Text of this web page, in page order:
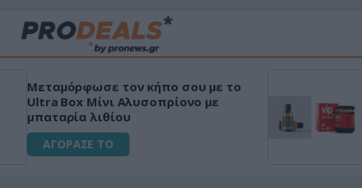
Μεταμόρφωσε τον κήπο σου με το
Ultra Box Μίνι Αλυσοπρίονο με
μπαταρία λιθίου
ΑΓΟΡΑΣΕ ΤΟ